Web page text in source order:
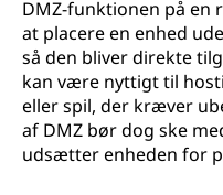
DMZ-funktionen på en
at placere en enhed
så den bliver direkte
kan være nyttigt til
eller spil, der kræver
af DMZ bør dog ske
udsætter enheden for